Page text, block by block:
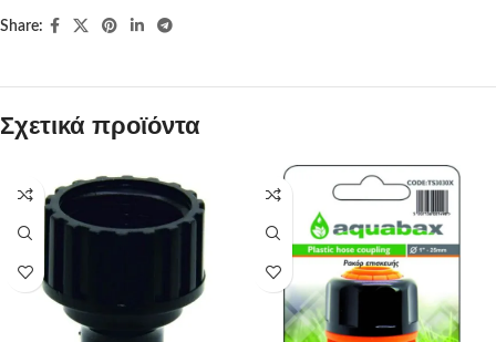
Share:
Σχετικά προϊόντα